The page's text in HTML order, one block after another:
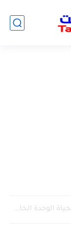
مشروع الوحدة الماء والحياة الوحدة الخامسة المستوى الثالث projet de...